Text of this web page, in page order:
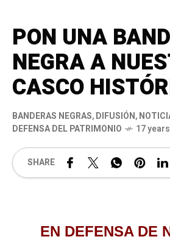
PON UNA
NEGRA A
CASCO
BANDERAS NEGRAS,DIFUSIÓN,
DEFENSA DEL PATRIMONIO
17
SHARE
EN DEFENSA DE